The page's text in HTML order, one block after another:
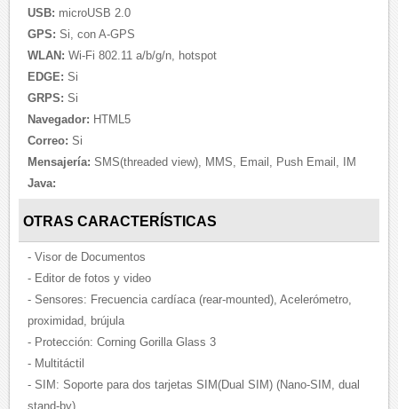
USB: microUSB 2.0
GPS: Si, con A-GPS
WLAN: Wi-Fi 802.11 a/b/g/n, hotspot
EDGE: Si
GRPS: Si
Navegador: HTML5
Correo: Si
Mensajería: SMS(threaded view), MMS, Email, Push Email, IM
Java:
OTRAS CARACTERÍSTICAS
- Visor de Documentos
- Editor de fotos y video
- Sensores: Frecuencia cardíaca (rear-mounted), Acelerómetro,
proximidad, brújula
- Protección: Corning Gorilla Glass 3
- Multitáctil
- SIM: Soporte para dos tarjetas SIM(Dual SIM) (Nano-SIM, dual
stand-by)